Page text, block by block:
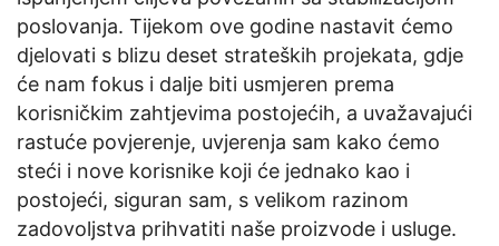
poslovanja. Tijekom ove godine nastavit ćemo
djelovati s blizu deset strateških projekata, gdje
će nam fokus i dalje biti usmjeren prema
korisničkim zahtjevima postojećih, a uvažavajući
rastuće povjerenje, uvjerenja sam kako ćemo
steći i nove korisnike koji će jednako kao i
postojeći, siguran sam, s velikom razinom
zadovoljstva prihvatiti naše proizvode i usluge.